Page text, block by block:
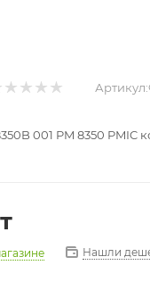
Артикул:
001 PM 8350 PMIC
Нашли